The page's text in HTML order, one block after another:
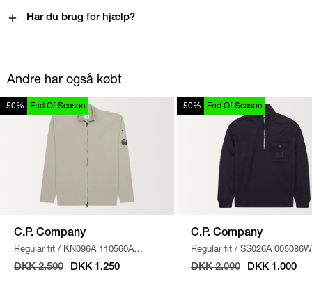
Har du brug for hjælp?
Andre har også købt
-50% End Of Season
C.P. Company
Regular fit / KN096A 110560A
STRIK / SAND
DKK 2.500 DKK 1.250
-50% End Of Season
C.P. Company
Regular fit / SS026A 005086W
SWEATSHIRT
/ NAVY
DKK 2.000 DKK 1.000